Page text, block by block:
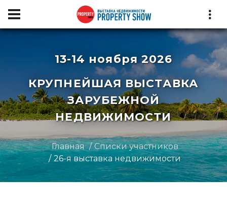
13-14 ноября 2026
КРУПНЕЙШАЯ ВЫСТАВКА
ЗАРУБЕЖНОЙ
НЕДВИЖИМОСТИ
Главная
Списки участников
26-я выставка недвижимости